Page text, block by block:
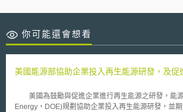
你可能還會想看
美國能源部協助企業投入再生能源研發，及促
美國為鼓勵與促進企業進行再生能源之研發，能
Energy，DOE)規劃協助企業投入再生能源研發，並